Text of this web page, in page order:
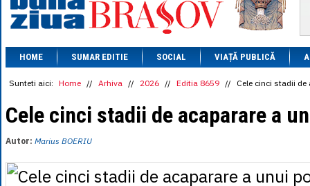
1 AED= 1.1933
1 AUD= 2.7957
1 BGN= 2.5449
1 CAD= 3.1559
1 CHF= 5.2813
1 CNY= 0.6015
1 EGP= 0.0860
= 0.3047
1 MDL= 0.2538
HOME SUMAR EDITIE SOCIAL VIAȚĂ PUBLICĂ
Sunteti aici: Home // Arhiva // 2026 // Editia 8659 // Cele cinci stadii
Cele cinci stadii de acaparare a
Autor: Marius BOERIU